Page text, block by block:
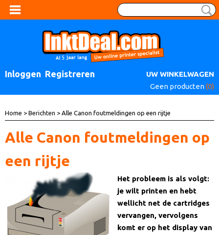
Inloggen Registreren
UW WINKELWAGEN
Geen producten(0)
Home > Berichten > Alle Canon foutmeldingen op een rijtje
Alle Canon foutmeldingen op
een rijtje
Het probleem is als volgt:
je wilt printen en hebt
wellicht net de cartridges
vervangen, vervolgens
komt er op het display van